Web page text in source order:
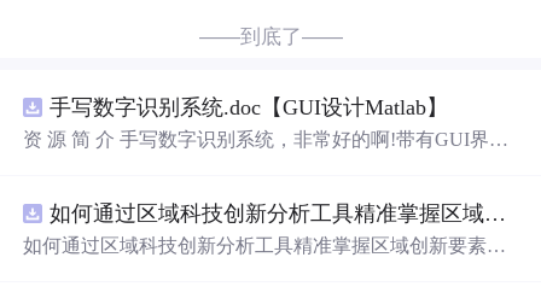
——到底了——
手写数字识别系统.doc【GUI设计Matlab】
资 源 简 介 手写数字识别系统，非常好的啊!带有GUI界
带有直观的图形用户界面（GUI），非常容易使用。你只
需要将手写数字输入系统，它将立即给出准确的识别结
如何通过区域科技创新分析工具精准掌握区域创新要素分布与产业链融合现状？.docx
如何通过区域科技创新分析工具精准掌握区域创新要素分